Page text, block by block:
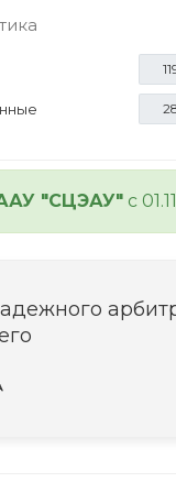
"СЦЭАУ" с